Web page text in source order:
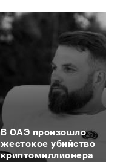
В ОАЭ произошло
жестокое убийство
криптомиллионера